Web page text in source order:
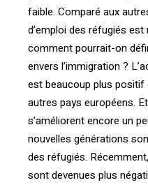
faible. Comparé aux
d’emploi des réfugiés
comment pourrait-on
envers l’immigration ?
est beaucoup plus positif
autres pays européens.
s’améliorent encore un
nouvelles générations
des réfugiés.
sont devenues plus